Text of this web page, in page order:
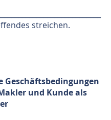
streichen.
Geschäftsbedingungen
und Kunde als